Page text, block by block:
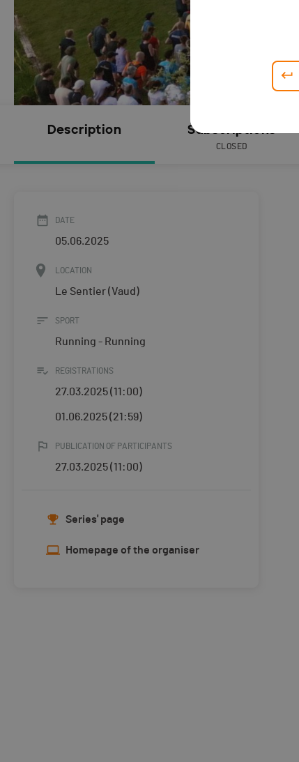
Description Subscriptions
CLOSED
DATE
05.06.2025
LOCATION
Le Sentier (Vaud)
SPORT
Running - Running
REGISTRATIONS
27.03.2025 (11:00)
01.06.2025 (21:59)
PUBLICATION OF PARTICIPANTS
27.03.2025 (11:00)
Series' page
Homepage of the organiser